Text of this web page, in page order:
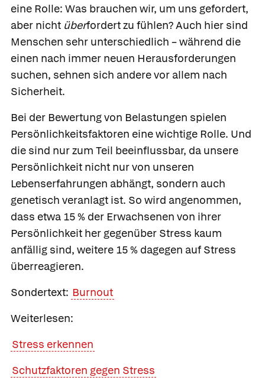
eine Rolle: Was brauchen wir, um uns gefordert,
aber nicht überfordert zu fühlen? Auch hier sind
Menschen sehr unterschiedlich – während die
einen nach immer neuen Herausforderungen
suchen, sehnen sich andere vor allem nach
Sicherheit.
Bei der Bewertung von Belastungen spielen
Persönlichkeitsfaktoren eine wichtige Rolle. Und
die sind nur zum Teil beeinflussbar, da unsere
Persönlichkeit nicht nur von unseren
Lebenserfahrungen abhängt, sondern auch
genetisch veranlagt ist. So wird angenommen,
dass etwa 15 % der Erwachsenen von ihrer
Persönlichkeit her gegenüber Stress kaum
anfällig sind, weitere 15 % dagegen auf Stress
überreagieren.
Sondertext: Burnout
Weiterlesen:
Stress erkennen
Schutzfaktoren gegen Stress